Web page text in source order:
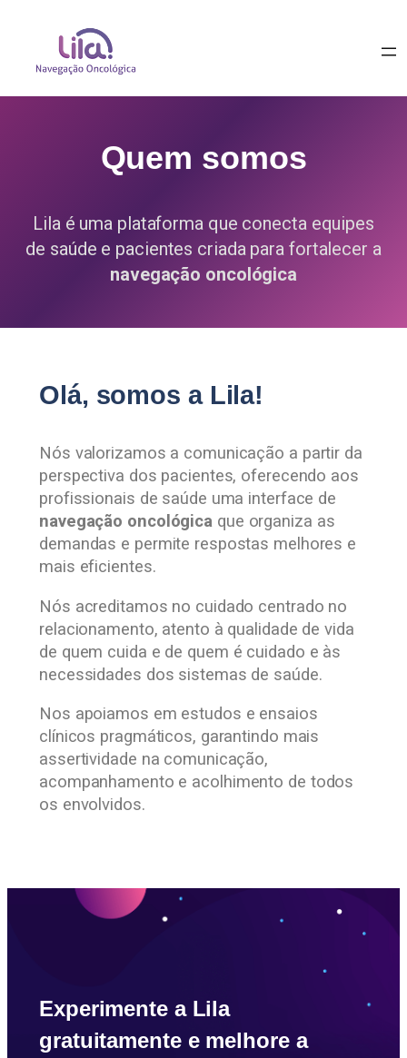
Quem somos
Lila é uma plataforma que conecta equipes
de saúde e pacientes criada para fortalecer a
navegação oncológica
Olá, somos a Lila!
Nós valorizamos a comunicação a partir da
perspectiva dos pacientes, oferecendo aos
profissionais de saúde uma interface de
navegação oncológica que organiza as
demandas e permite respostas melhores e
mais eficientes.
Nós acreditamos no cuidado centrado no
relacionamento, atento à qualidade de vida
de quem cuida e de quem é cuidado e às
necessidades dos sistemas de saúde.
Nos apoiamos em estudos e ensaios
clínicos pragmáticos, garantindo mais
assertividade na comunicação,
acompanhamento e acolhimento de todos
os envolvidos.
Experimente a Lila
gratuitamente e melhore a